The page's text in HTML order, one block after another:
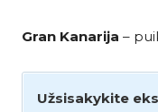
Gran Kanarija –
Užsisakykite